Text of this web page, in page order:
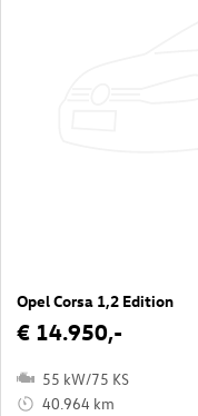
Opel Corsa 1,2 Edition
€ 14.950,-
55 kW/75 KS
40.964 km